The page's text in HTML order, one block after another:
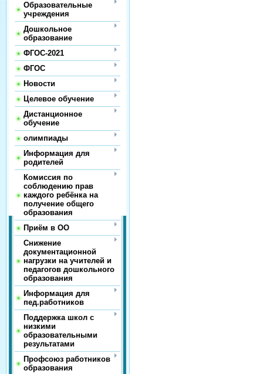
Образовательные
учреждения
Дошкольное
образование
ФГОС-2021
ФГОС
Новости
Целевое обучение
Дистанционное
обучение
олимпиады
Информация для
родителей
Комиссия по
соблюдению прав
каждого ребёнка на
получение общего
образования
Приём в ОО
Снижение
документационной
нагрузки на учителей и
педагогов дошкольного
образования
Информация для
пед.работников
Поддержка школ с
низкими
образовательными
результатами
Профсоюз работников
образования